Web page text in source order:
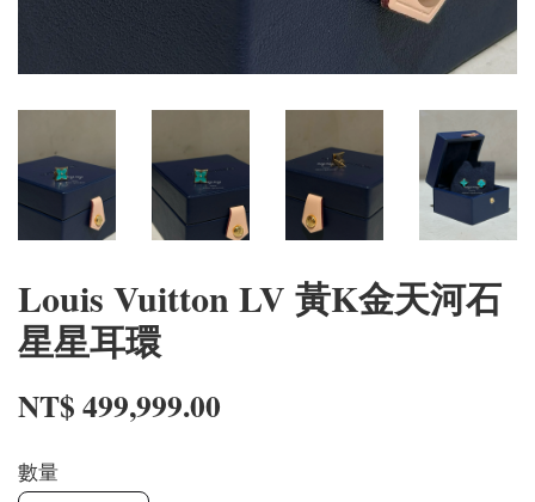
Louis Vuitton LV 黃K金天河石
星星耳環
NT$ 499,999.00
數量